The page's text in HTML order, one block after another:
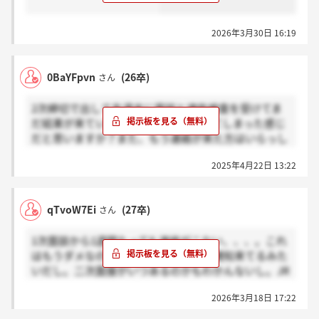
面談のときに話を聞いていた限りでは、働きやすい良
2026年3月30日 16:19
0BaYFpvn さん (26卒)
2次締切で出して先週末に面談と適性検査を受けてま
だ結果が来ていないんですけど、落ちてしまった感じ
だと思いますか？また、もう連絡が来た方はいらっし
2025年4月22日 13:22
qTvoW7Ei さん (27卒)
1次面談から1週間たっても連絡がこない、、、。これ
はもうダメなのか？他の人たちは合格通知来てるみた
いだし。二次面接がいつあるのかもわかんないし。JR
2026年3月18日 17:22